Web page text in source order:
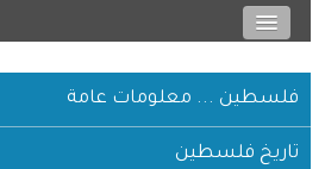
فلسطين ... معلومات عامة
تاريخ فلسطين